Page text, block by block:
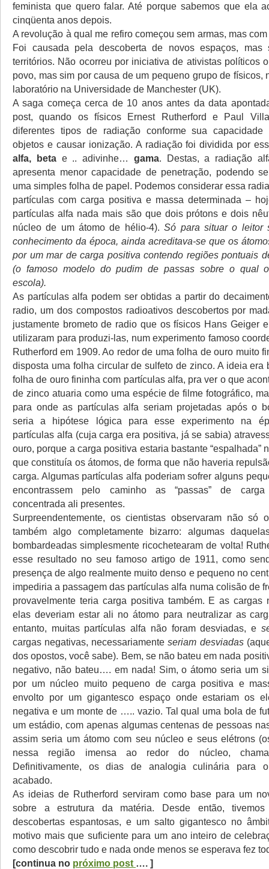
feminista que quero falar. Até porque sabemos que ela
cinqüenta anos depois.
A revolução à qual me refiro começou sem armas, mas
Foi causada pela descoberta de novos espaços, mas
territórios. Não ocorreu por iniciativa de ativistas políticos
povo, mas sim por causa de um pequeno grupo de físicos,
laboratório na Universidade de Manchester (UK).
A saga começa cerca de 10 anos antes da data
post, quando os físicos Ernest Rutherford e Paul
diferentes tipos de radiação conforme sua capacidade
objetos e causar ionização. A radiação foi dividida por
alfa, betae .. adivinhe… gama. Destas, a radiação
apresenta menor capacidade de penetração, podendo
uma simples folha de papel. Podemos considerar essa
partículas com carga positiva e massa determinada –
partículas alfa nada mais são que dois prótons e dois
núcleo de um átomo de hélio-4).Só para situar o leitor
conhecimento da época, ainda acreditava-se que os
por um mar de carga positiva contendo regiões pontuais
(o famoso modelo do pudim de passas sobre o qual
escola).
As partículas alfa podem ser obtidas a partir do
radio, um dos compostos radioativos descobertos por
justamente brometo de radio que os físicos Hans Geiger
utilizaram para produzi-las, num experimento famoso
Rutherford em 1909. Ao redor de uma folha de ouro muito
disposta uma folha circular de sulfeto de zinco. A ideia era
folha de ouro fininha com partículas alfa, pra ver o que
de zinco atuaria como uma espécie de filme fotográfico,
para onde as partículas alfa seriam projetadas após o
seria a hipótese lógica para esse experimento na
partículas alfa (cuja carga era positiva, já se sabia)
ouro, porque a carga positiva estaria bastante “espalhada”
que constituía os átomos, de forma que não haveria
carga. Algumas partículas alfa poderiam sofrer alguns
encontrassem pelo caminho as “passas” de
concentrada ali presentes.
Surpreendentemente, os cientistas observaram não só
também algo completamente bizarro: algumas
bombardeadas simplesmente ricochetearam de volta!
esse resultado no seu famoso artigo de 1911, como
presença de algo realmente muito denso e pequeno no
impediria a passagem das partículas alfa numa colisão de
provavelmente teria carga positiva também. E as cargas
elas deveriam estar ali no átomo para neutralizar as
entanto, muitas partículas alfa não foram desviadas, e
cargas negativas, necessariamenteseriam desviadas
dos opostos, você sabe). Bem, se não bateu em nada
negativo, não bateu…. em nada! Sim, o átomo seria um
por um núcleo muito pequeno de carga positiva e
envolto por um gigantesco espaço onde estariam os
negativa e um monte de ….. vazio. Tal qual uma bola de
um estádio, com apenas algumas centenas de pessoas
assim seria um átomo com seu núcleo e seus elétrons
nessa região imensa ao redor do núcleo,
Definitivamente, os dias de analogia culinária para
acabado.
As ideias de Rutherford serviram como base para um
sobre a estrutura da matéria. Desde então,
descobertas espantosas, e um salto gigantesco no
motivo mais que suficiente para um ano inteiro de
como descobrir tudo e nada onde menos se esperava fez
[continua no próximo post …. ]